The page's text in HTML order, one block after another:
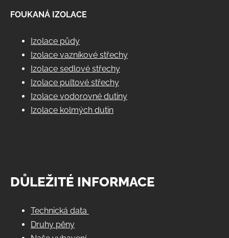
FOUKANÁ IZOLACE
Izolace půdy
Izolace vazníkové střechy
Izolace sedlové střechy
Izolace pultové střechy
Izolace vodorovné dutiny
Izolace kolmých dutin
DŮLEŽITÉ INFORMACE
Technická data
Druhy pěny